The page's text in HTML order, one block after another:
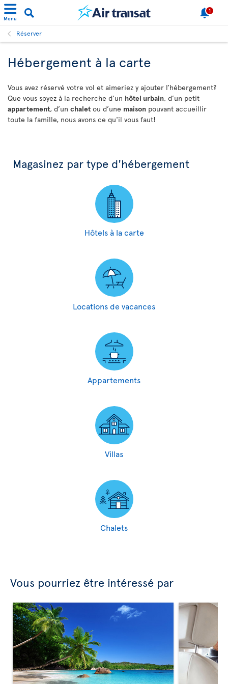
Menu
1
Réserver
Hébergement à la carte
Vous avez réservé votre vol et aimeriez y ajouter l’hébergement?
Que vous soyez à la recherche d’un hôtel urbain, d’un petit
appartement, d’un chalet ou d’une maison pouvant accueillir
toute la famille, nous avons ce qu'il vous faut!
Magasinez par type d'hébergement
Hôtels à la carte
Locations de vacances
Appartements
Villas
Chalets
Vous pourriez être intéressé par